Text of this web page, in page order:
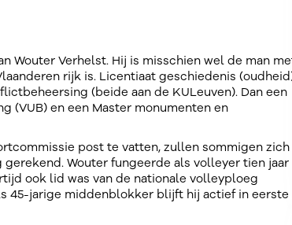
Wouter Verhelst. Hij is misschien wel de man
rijk is. Licentiaat geschiedenis
(beide aan de KULeuven). Dan een
(VUB) en een Master monumenten en
post te vatten, zullen sommigen zich
Wouter fungeerde als volleyer tien jaar
ook lid was van de nationale volleyploeg
45-jarige middenblokker blijft hij actief in eerste